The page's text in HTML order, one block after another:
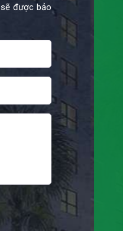
được bảo